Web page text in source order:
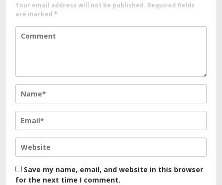
Your email address will not be published. Required fields
are marked *
Save my name, email, and website in this browser
for the next time I comment.